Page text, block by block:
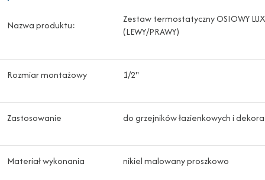
Nazwa produktu:
Zestaw termostatyczny OSIOWY
(LEWY/PRAWY)
Rozmiar montażowy 1/2"
Zastosowanie do grzejników łazienkowych i
Materiał wykonania nikiel malowany proszkowo